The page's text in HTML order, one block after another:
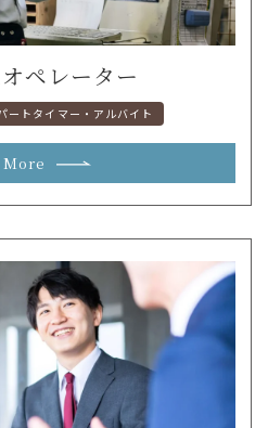
ペレーター
ートタイマー・アルバイト